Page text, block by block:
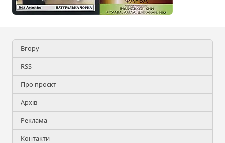
Вгору
RSS
Про проєкт
Архів
Реклама
Контакти